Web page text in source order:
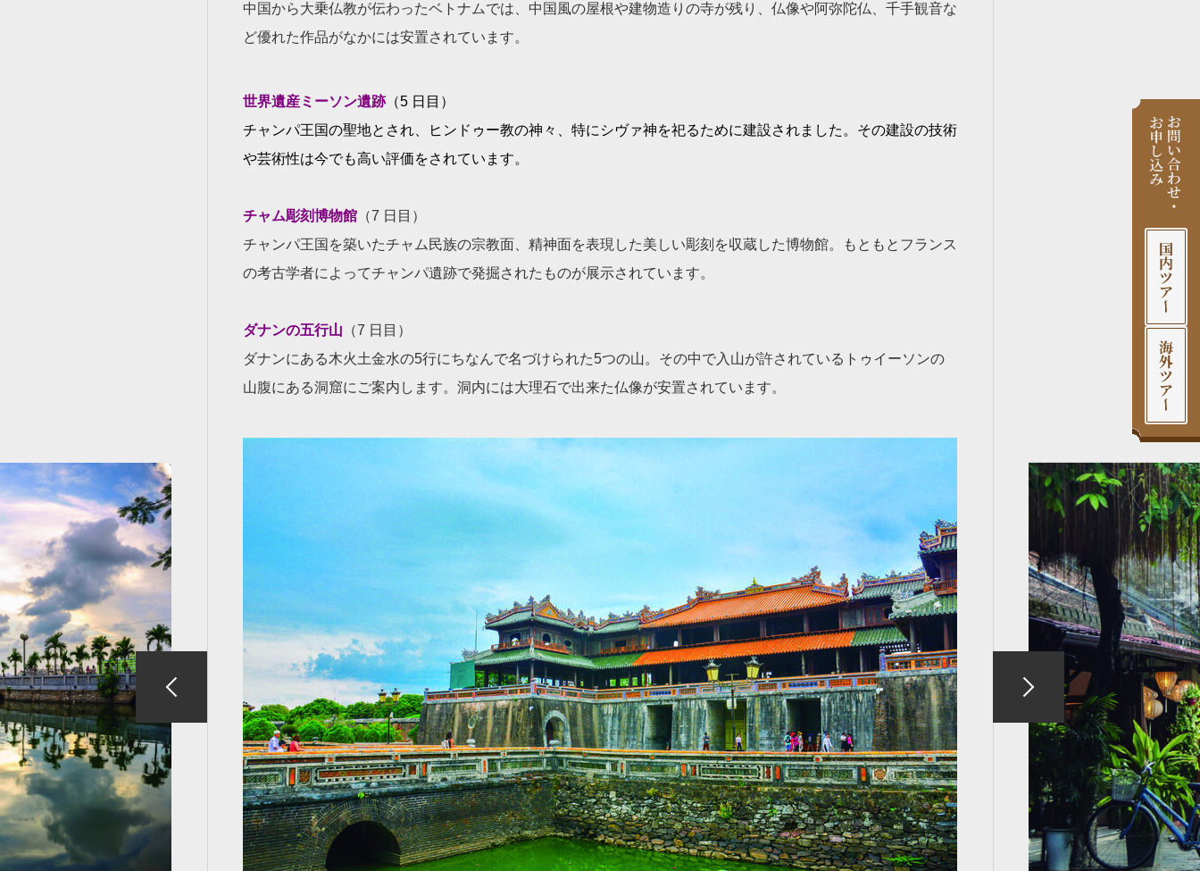
中国から大乗仏教が伝わったベトナムでは、中国風の屋根や建物造りの寺が残り、仏像や阿弥陀仏、千手観音な
ど優れた作品がなかには安置されています。
世界遺産ミーソン遺跡（5 日目）
チャンパ王国の聖地とされ、ヒン ドゥー教の神々、特にシヴァ神を祀るために建設されました。その建設の技術
や芸術性は今でも高い評価をされています。
チャム彫刻博物館 （7 日目）
チャンパ王国を築いたチャム民族の宗教面、精神面を表現した美しい彫刻を収蔵した博物館。もともとフランス
の考古学者によってチャンパ遺跡で発掘されたものが展示されています。
ダナンの五行山 （7 日目）
ダナンにある木火土金水の5行にちなんで名づけられた5つの山。その中で入山が許されているトゥイーソンの
山腹にある洞窟にご案内します。洞内には大理石で出来た仏像が安置されています。